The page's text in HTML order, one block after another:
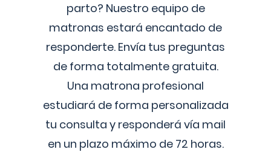
parto? Nuestro equipo de
matronas estará encantado de
responderte. Envía tus preguntas
de forma totalmente gratuita.
Una matrona profesional
estudiará de forma personalizada
tu consulta y responderá vía mail
en un plazo máximo de 72 horas.